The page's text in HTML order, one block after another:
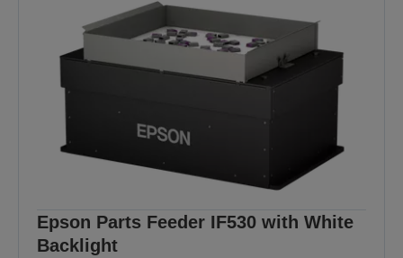
Epson Parts Feeder IF530 with White
Backlight